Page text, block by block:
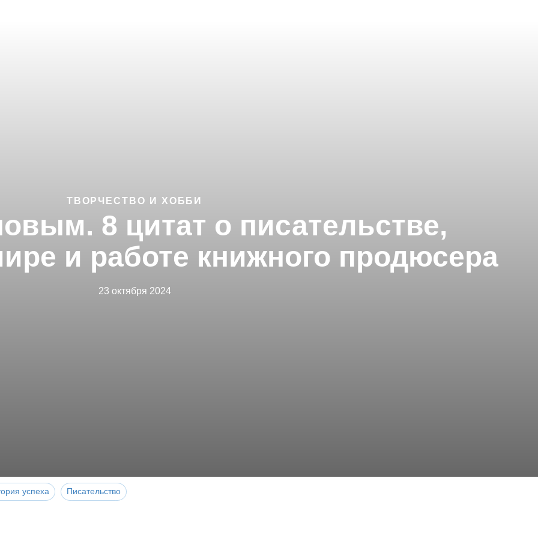
ТВОРЧЕСТВО И ХОББИ
8 цитат о писательстве,
и работе книжного продюсера
23 октября 2024
успеха Писательство